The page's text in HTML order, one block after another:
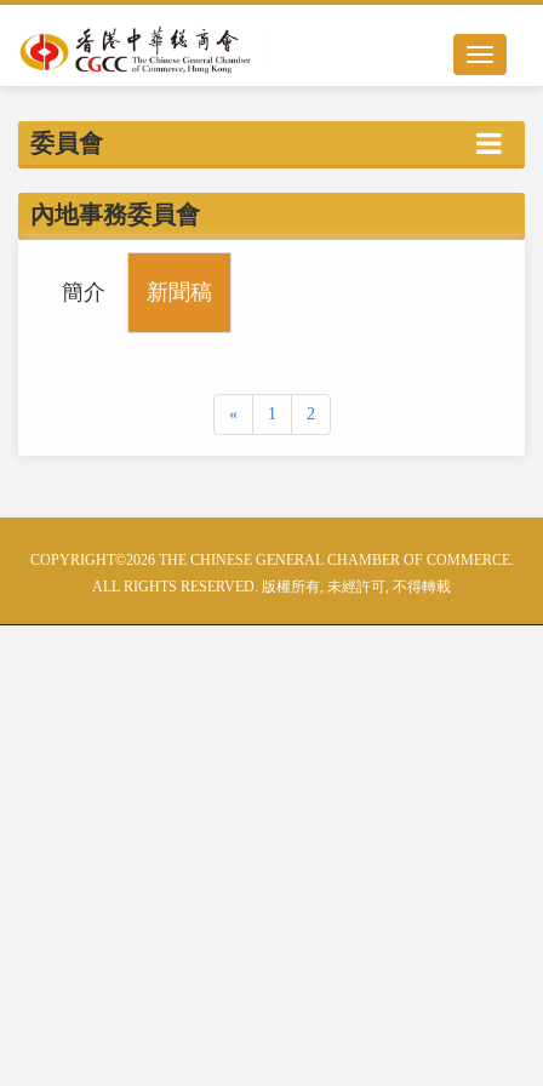
Toggle
委員會
內地事務委員會
簡介 新聞稿
« 1 2
COPYRIGHT©2026 THE CHINESE GENERAL CHAMBER OF COMMERCE.
ALL RIGHTS RESERVED. 版權所有, 未經許可, 不得轉載